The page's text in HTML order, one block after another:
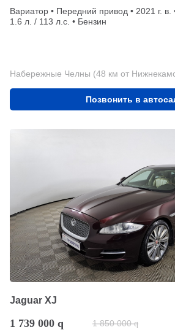
Вариатор • Передний привод • 2021 г. в.
1.6 л. / 113 л.с. • Бензин
Набережные Челны (48 км от
Позвонить в
Jaguar XJ
1 739 000 q 1 850 000 q